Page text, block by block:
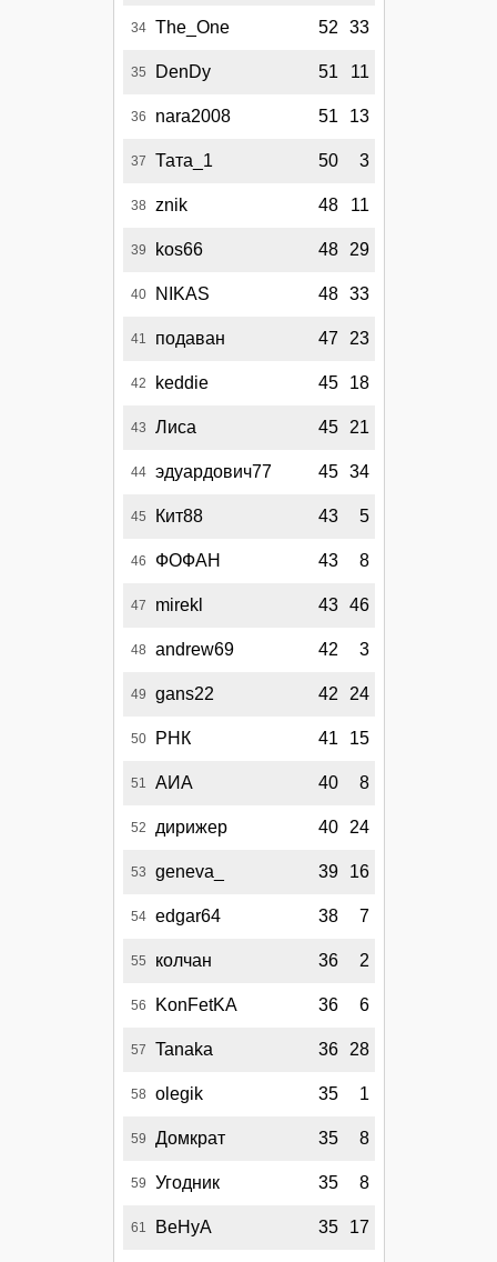
34 The_One 52 33
35 DenDy 51 11
36 nara2008 51 13
37 Тата_1 50 3
38 znik 48 11
39 kos66 48 29
40 NIKAS 48 33
41 подаван 47 23
42 keddie 45 18
43 Лиса 45 21
44 эдуардович77 45 34
45 Кит88 43 5
46 ФОФАН 43 8
47 mirekl 43 46
48 andrew69 42 3
49 gans22 42 24
50 РНК 41 15
51 АИА 40 8
52 дирижер 40 24
53 geneva_ 39 16
54 edgar64 38 7
55 колчан 36 2
56 KonFetKA 36 6
57 Tanaka 36 28
58 olegik 35 1
59 Домкрат 35 8
59 Угодник 35 8
61 BeHyA 35 17